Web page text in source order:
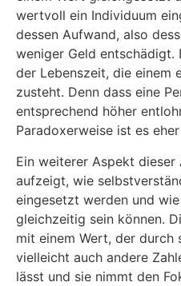
wertvoll ein Individuum
dessen Aufwand, also
weniger Geld
der Lebenszeit, die einem
zusteht. Denn dass eine
entsprechend höher
Paradoxerweise ist es
Ein weiterer Aspekt
aufzeigt, wie
eingesetzt werden und
gleichzeitig sein können.
mit einem Wert, der durch
vielleicht auch andere
lässt und sie nimmt den